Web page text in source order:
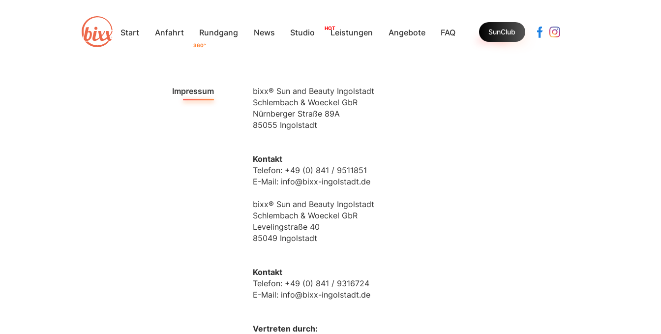
Start Anfahrt Rundgang
360°
News Studio Leistungen
HOT
Angebote FAQ SunClub
Impressum
bixx® Sun and Beauty Ingolstadt
Schlembach & Woeckel GbR
Nürnberger Straße 89A
85055 Ingolstadt
Kontakt
Telefon: +49 (0) 841 / 9511851
E-Mail: info@bixx-ingolstadt.de
bixx® Sun and Beauty Ingolstadt
Schlembach & Woeckel GbR
Levelingstraße 40
85049 Ingolstadt
Kontakt
Telefon: +49 (0) 841 / 9316724
E-Mail: info@bixx-ingolstadt.de
Vertreten durch: